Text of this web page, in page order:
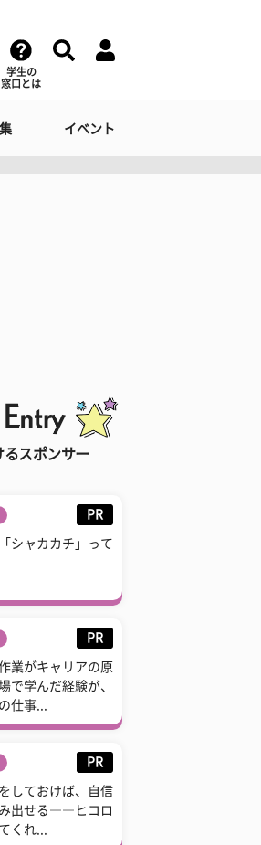
学生の
窓口とは
イベント
るスポンサー
PR
シャカカチ」って
PR
業がキャリアの原
学んだ経験が、
仕事...
PR
しておけば、自信
出せる――ヒコロ
くれ...